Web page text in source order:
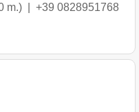
m.) | +39 0828951768